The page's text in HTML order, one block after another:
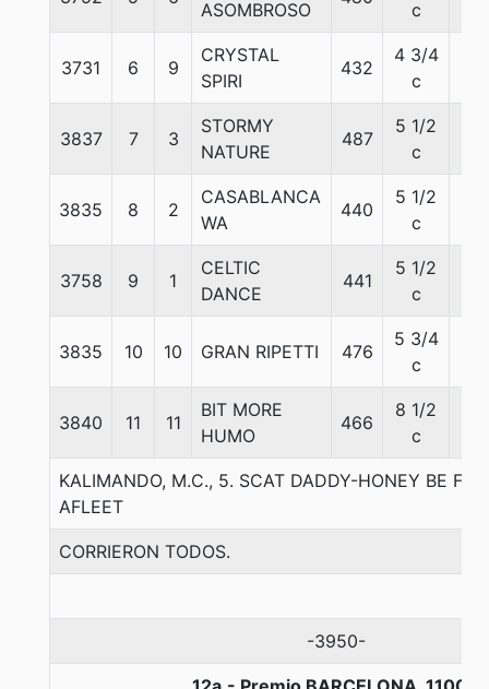
ASOMBROSO c
3731 6 9
CRYSTAL
SPIRI
432
4 3/4
c
3837 7 3
STORMY
NATURE
487
5 1/2
c
3835 8 2
CASABLANCA
WA
440
5 1/2
c
3758 9 1
CELTIC
DANCE
441
5 1/2
c
3835 10 10 GRAN RIPETTI 476
5 3/4
c
3840 11 11
BIT MORE
HUMO
466
8 1/2
c
KALIMANDO, M.C., 5. SCAT DADDY-HONEY BE
AFLEET
CORRIERON TODOS.
-3950-